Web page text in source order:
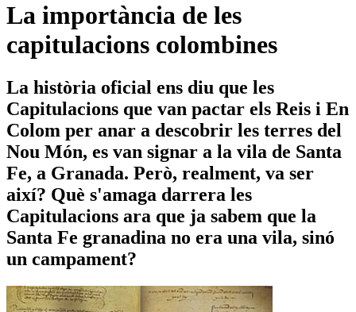
La importància de les
capitulacions colombines
La història oficial ens diu que les
Capitulacions que van pactar els Reis i En
Colom per anar a descobrir les terres del
Nou Món, es van signar a la vila de Santa
Fe, a Granada. Però, realment, va ser
així? Què s'amaga darrera les
Capitulacions ara que ja sabem que la
Santa Fe granadina no era una vila, sinó
un campament?